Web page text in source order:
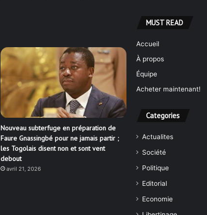
Nouveau subterfuge en préparation de
Faure Gnassingbé pour ne jamais partir ;
les Togolais disent non et sont vent
debout
avril 21, 2026
MUST READ
Accueil
À propos
Équipe
Acheter maintenant!
Categories
Actualites
Société
Politique
Editorial
Economie